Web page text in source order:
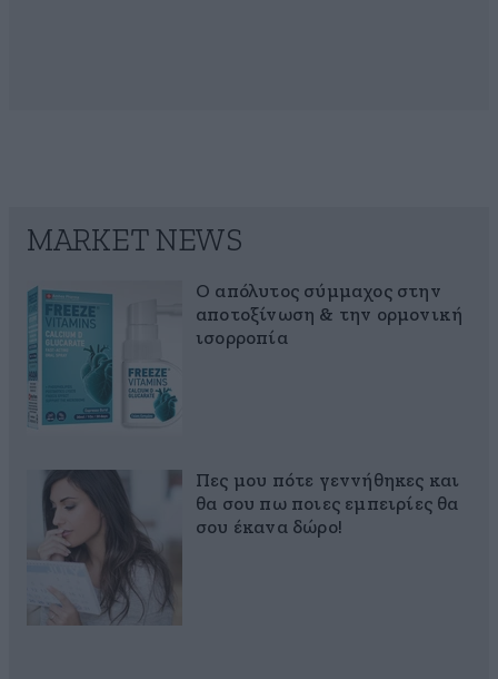
MARKET NEWS
Ο απόλυτος σύμμαχος στην
αποτοξίνωση & την ορμονική
ισορροπία
Πες μου πότε γεννήθηκες και
θα σου πω ποιες εμπειρίες θα
σου έκανα δώρο!